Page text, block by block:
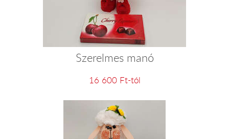
Szerelmes manó
16 600 Ft-tól